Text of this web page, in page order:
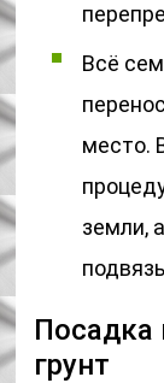
Всё
место.
земли,
Посадка
грунт